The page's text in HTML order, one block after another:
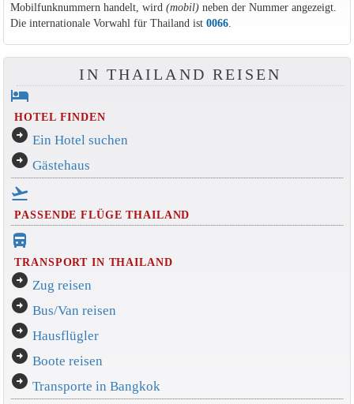
Mobilfunknummern handelt, wird (mobil)neben der Nummer angezeigt.
Die internationale Vorwahl für Thailand ist 0066.
IN THAILAND REISEN
hotel
HOTEL FINDEN
arrow_circle_right Ein Hotel suchen
arrow_circle_right Gästehaus
flight_takeoff
PASSENDE FLÜGE THAILAND
directions_bus_filled
TRANSPORT IN THAILAND
arrow_circle_right Zug reisen
arrow_circle_right Bus/Van reisen
arrow_circle_right Hausflügler
arrow_circle_right Boote reisen
arrow_circle_right Transporte in Bangkok